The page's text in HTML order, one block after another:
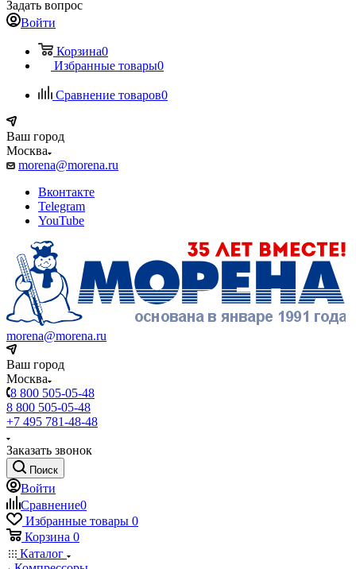
Задать вопрос
Войти
Корзина0
Избранные товары0
Сравнение товаров0
Ваш город
Москва
morena@morena.ru
Вконтакте
Telegram
YouTube
morena@morena.ru
Ваш город
Москва
8 800 505-05-48
8 800 505-05-48
+7 495 781-48-48
Заказать звонок
Поиск
Войти
Сравнение0
Избранные товары 0
Корзина 0
Каталог